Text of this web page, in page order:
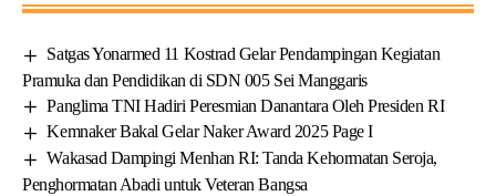
Satgas Yonarmed 11 Kostrad Gelar Pendampingan Kegiatan
Pramuka dan Pendidikan di SDN 005 Sei Manggaris
Panglima TNI Hadiri Peresmian Danantara Oleh Presiden RI
Kemnaker Bakal Gelar Naker Award 2025 Page I
Wakasad Dampingi Menhan RI: Tanda Kehormatan Seroja,
Penghormatan Abadi untuk Veteran Bangsa